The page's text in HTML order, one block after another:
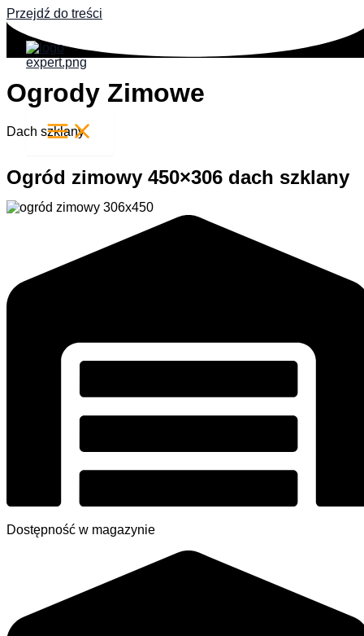
Przejdź do treści
Ogrody Zimowe
Dach szklany
Ogród zimowy 450×306 dach szklany
Dostępność w magazynie